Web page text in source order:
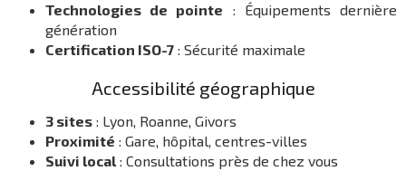
Technologies de pointe : Équipements dernière
génération
Certification ISO-7 : Sécurité maximale
Accessibilité géographique
3 sites : Lyon, Roanne, Givors
Proximité : Gare, hôpital, centres-villes
Suivi local : Consultations près de chez vous